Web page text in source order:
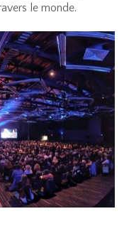
le monde.